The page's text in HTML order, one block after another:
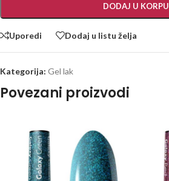
DODAJ U KORPU
Uporedi Dodaj u listu želja
Kategorija: Gel lak
Povezani proizvodi